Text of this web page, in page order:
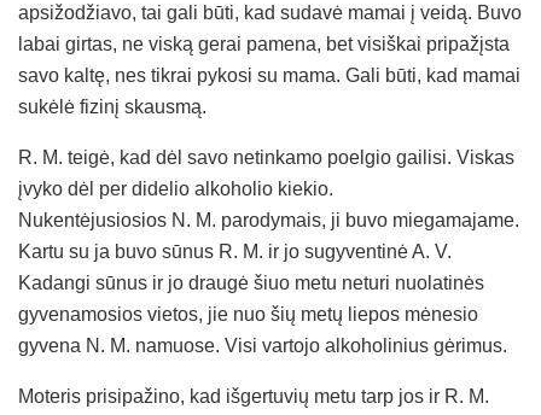
apsižodžiavo, tai gali būti, kad sudavė mamai į veidą. Buvo
labai girtas, ne viską gerai pamena, bet visiškai pripažįsta
savo kaltę, nes tikrai pykosi su mama. Gali būti, kad mamai
sukėlė fizinį skausmą.
R. M. teigė, kad dėl savo netinkamo poelgio gailisi. Viskas
įvyko dėl per didelio alkoholio kiekio.
Nukentėjusiosios N. M. parodymais, ji buvo miegamajame.
Kartu su ja buvo sūnus R. M. ir jo sugyventinė A. V.
Kadangi sūnus ir jo draugė šiuo metu neturi nuolatinės
gyvenamosios vietos, jie nuo šių metų liepos mėnesio
gyvena N. M. namuose. Visi vartojo alkoholinius gėrimus.
Moteris prisipažino, kad išgertuvių metu tarp jos ir R. M.